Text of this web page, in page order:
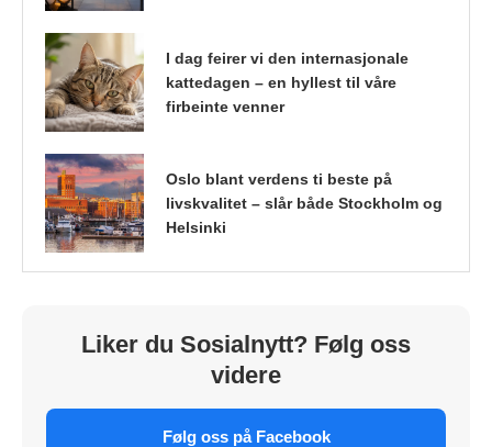
I dag feirer vi den internasjonale
kattedagen – en hyllest til våre
firbeinte venner
Oslo blant verdens ti beste på
livskvalitet – slår både Stockholm og
Helsinki
Liker du Sosialnytt? Følg oss
videre
Følg oss på Facebook